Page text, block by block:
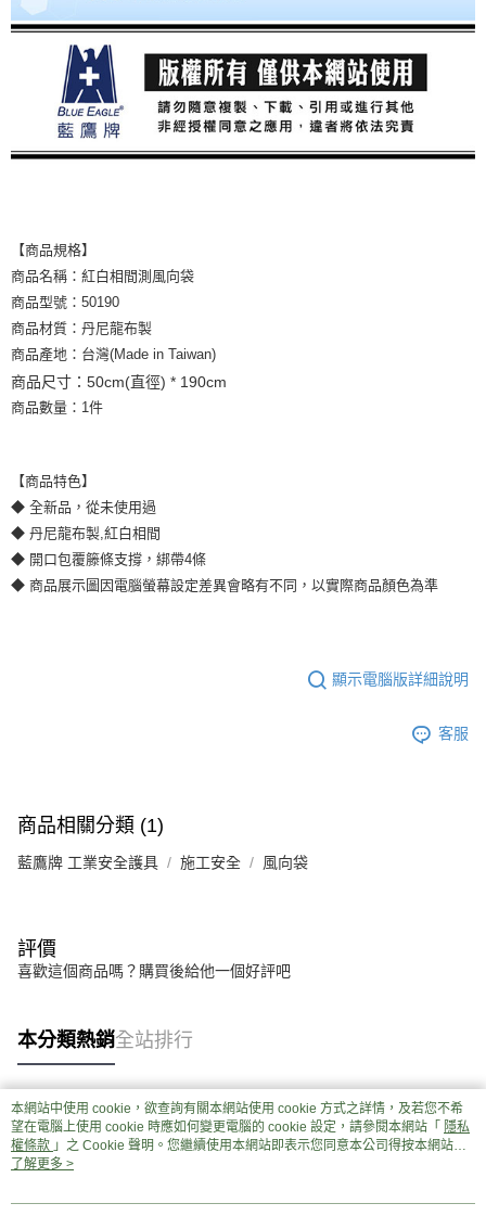
【商品規格】
商品名稱：紅白相間測風向袋
商品型號：50190
商品材質：丹尼龍布製
商品產地：台灣(Made in Taiwan)
商品尺寸：50cm(直徑) * 190cm
商品數量：1件
【商品特色】
◆ 全新品，從未使用過
◆ 丹尼龍布製,紅白相間
◆ 開口包覆籐條支撐，綁帶4條
◆ 商品展示圖因電腦螢幕設定差異會略有不同，以實際商品顏色為準
顯示電腦版詳細說明
客服
商品相關分類 (1)
藍鷹牌 工業安全護具 施工安全 風向袋
評價
喜歡這個商品嗎？購買後給他一個好評吧
本分類熱銷全站排行
熱門標籤
本網站中使用 cookie，欲查詢有關本網站使用 cookie 方式之詳情，及若您不希
望在電腦上使用 cookie 時應如何變更電腦的 cookie 設定，請參閱本網站「 隱私
權條款 」之 Cookie 聲明。您繼續使用本網站即表示您同意本公司得按本網站使
用條款之 Cookie 聲明使用 cookie。
了解更多 >